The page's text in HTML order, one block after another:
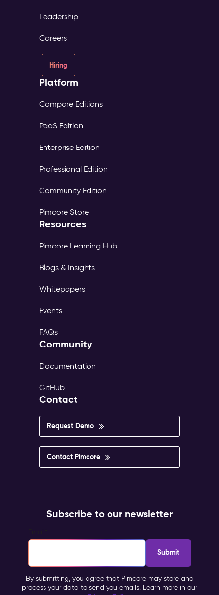
Leadership
Careers
Hiring
Platform
Compare Editions
PaaS Edition
Enterprise Edition
Professional Edition
Community Edition
Pimcore Store
Resources
Pimcore Learning Hub
Blogs & Insights
Whitepapers
Events
FAQs
Community
Documentation
GitHub
Contact
Request Demo
Contact Pimcore
Subscribe to our newsletter
By submitting, you agree that Pimcore may store and
process your data to send you emails. Learn more in our